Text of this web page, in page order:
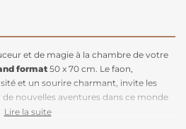
et de magie à la chambre de votre
format 50 x 70 cm. Le faon,
et un sourire charmant, invite les
nouvelles aventures dans ce monde
et naturelles, ce
Lire la suite